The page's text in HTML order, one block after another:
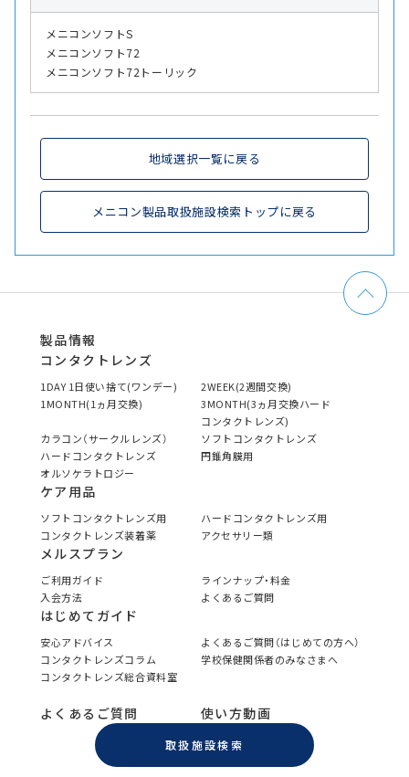
メニコンソフトS
メニコンソフト72
メニコンソフト72トーリック
地域選択一覧に戻る
メニコン製品取扱施設検索トップに戻る
製品情報
コンタクトレンズ
1DAY 1日使い捨て(ワンデー)
2WEEK(2週間交換)
1MONTH(1ヵ月交換)
3MONTH(3ヵ月交換ハード
コンタクトレンズ)
カラコン（サークルレンズ）
ソフトコンタクトレンズ
ハードコンタクトレンズ
円錐角膜用
オルソケラトロジー
ケア用品
ソフトコンタクトレンズ用
ハードコンタクトレンズ用
コンタクトレンズ装着薬
アクセサリー類
メルスプラン
ご利用ガイド
ラインナップ・料金
入会方法
よくあるご質問
はじめてガイド
安心アドバイス
よくあるご質問（はじめての方へ）
コンタクトレンズコラム
学校保健関係者のみなさまへ
コンタクトレンズ総合資料室
よくあるご質問 使い方動画
取扱施設検索